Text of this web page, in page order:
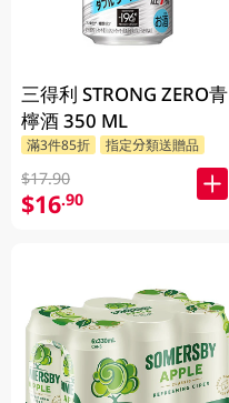
三得利 STRONG ZERO青
檸酒 350 ML
滿3件85折 指定分類送贈品
$17.90
$16.90